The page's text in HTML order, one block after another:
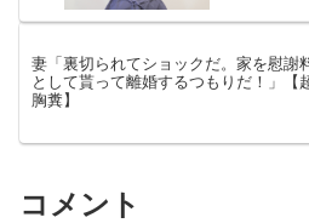
妻「裏切られてショックだ。家を慰謝
として貰って離婚するつもりだ！」【
胸糞】
コメント